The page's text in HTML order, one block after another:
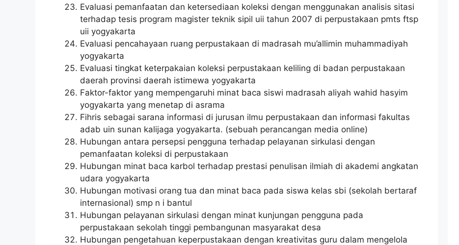
Evaluasi pemanfaatan dan ketersediaan koleksi dengan menggunakan analisis sitasi
terhadap tesis program magister teknik sipil uii tahun 2007 di perpustakaan pmts ftsp
uii yogyakarta
Evaluasi pencahayaan ruang perpustakaan di madrasah mu’allimin muhammadiyah
yogyakarta
Evaluasi tingkat keterpakaian koleksi perpustakaan keliling di badan perpustakaan
daerah provinsi daerah istimewa yogyakarta
Faktor-faktor yang mempengaruhi minat baca siswi madrasah aliyah wahid hasyim
yogyakarta yang menetap di asrama
Fihris sebagai sarana informasi di jurusan ilmu perpustakaan dan informasi fakultas
adab uin sunan kalijaga yogyakarta. (sebuah perancangan media online)
Hubungan antara persepsi pengguna terhadap pelayanan sirkulasi dengan
pemanfaatan koleksi di perpustakaan
Hubungan minat baca karbol terhadap prestasi penulisan ilmiah di akademi angkatan
udara yogyakarta
Hubungan motivasi orang tua dan minat baca pada siswa kelas sbi (sekolah bertaraf
internasional) smp n i bantul
Hubungan pelayanan sirkulasi dengan minat kunjungan pengguna pada
perpustakaan sekolah tinggi pembangunan masyarakat desa
Hubungan pengetahuan keperpustakaan dengan kreativitas guru dalam mengelola